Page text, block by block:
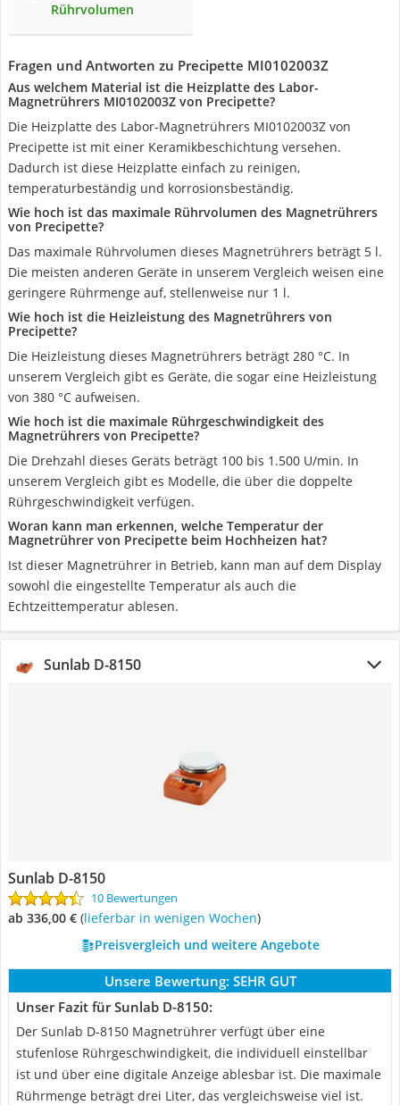
Rührvolumen
Fragen und Antworten zu Precipette MI0102003Z
Aus welchem Material ist die Heizplatte des Labor-
Magnetrührers ‎MI0102003Z von Precipette?
Die Heizplatte des Labor-Magnetrührers ‎MI0102003Z von
Precipette ist mit einer Keramikbeschichtung versehen.
Dadurch ist diese Heizplatte einfach zu reinigen,
temperaturbeständig und korrosionsbeständig.
Wie hoch ist das maximale Rührvolumen des Magnetrührers
von Precipette?
Das maximale Rührvolumen dieses Magnetrührers beträgt 5 l.
Die meisten anderen Geräte in unserem Vergleich weisen eine
geringere Rührmenge auf, stellenweise nur 1 l.
Wie hoch ist die Heizleistung des Magnetrührers von
Precipette?
Die Heizleistung dieses Magnetrührers beträgt 280 °C. In
unserem Vergleich gibt es Geräte, die sogar eine Heizleistung
von 380 °C aufweisen.
Wie hoch ist die maximale Rührgeschwindigkeit des
Magnetrührers von Precipette?
Die Drehzahl dieses Geräts beträgt 100 bis 1.500 U/min. In
unserem Vergleich gibt es Modelle, die über die doppelte
Rührgeschwindigkeit verfügen.
Woran kann man erkennen, welche Temperatur der
Magnetrührer von Precipette beim Hochheizen hat?
Ist dieser Magnetrührer in Betrieb, kann man auf dem Display
sowohl die eingestellte Temperatur als auch die
Echtzeittemperatur ablesen.
Sunlab D-8150
Sunlab D-8150
10 Bewertungen
ab 336,00 € ( Lieferbar in wenigen Wochen)
Preisvergleich und weitere Angebote
Unsere Bewertung: SEHR GUT
Unser Fazit für Sunlab D-8150:
Der Sunlab D-8150 Magnetrührer verfügt über eine
stufenlose Rührgeschwindigkeit, die individuell einstellbar
ist und über eine digitale Anzeige ablesbar ist. Die maximale
Rührmenge beträgt drei Liter, das vergleichsweise viel ist.